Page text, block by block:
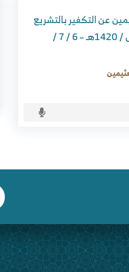
عن التكفير بالتشريع
العام – 22 / ربيع الأول / 1420هـ – 6 / 7 /